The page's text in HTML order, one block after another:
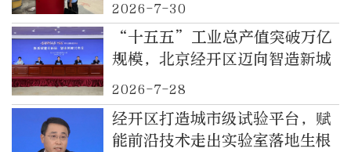
2026-7-30
“十五五”工业总产值突破万亿
规模，北京经开区迈向智造新城
2026-7-28
经开区打造城市级试验平台，赋
能前沿技术走出实验室落地生根